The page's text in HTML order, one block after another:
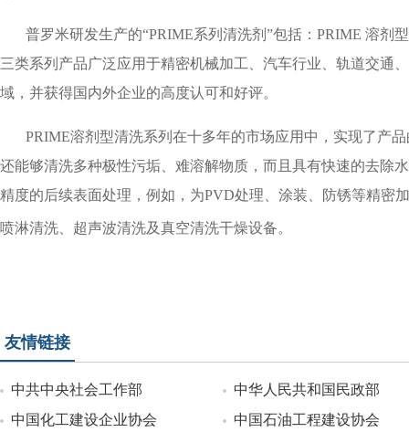
普罗米研发生产的“PRIME系列清洗剂”包括：PRIME 溶剂
三类系列产品广泛应用于精密机械加工、汽车行业、轨道交通
域，并获得国内外企业的高度认可和好评。
PRIME溶剂型清洗系列在十多年的市场应用中，实现了产
还能够清洗多种极性污垢、难溶解物质，而且具有快速的去除
精度的后续表面处理，例如，为PVD处理、涂装、防锈等精密
喷淋清洗、超声波清洗及真空清洗干燥设备。
友情链接
中共中央社会工作部
中华人民共和国民政部
中国化工建设企业协会
中国石油工程建设协会